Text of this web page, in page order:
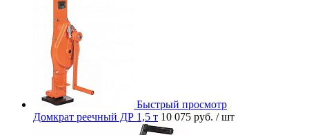
Быстрый просмотр
Домкрат реечный ДР 1,5 т 10 075 руб. / шт